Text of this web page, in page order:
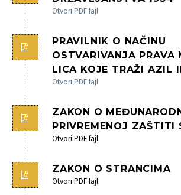
Otvori PDF fajl
PRAVILNIK O NAČINU
OSTVARIVANJA PRAVA
LICA KOJE TRAŽI AZIL
Otvori PDF fajl
ZAKON O
PRIVREMENOJ ZAŠTITI
Otvori PDF fajl
ZAKON O STRANCIMA
Otvori PDF fajl